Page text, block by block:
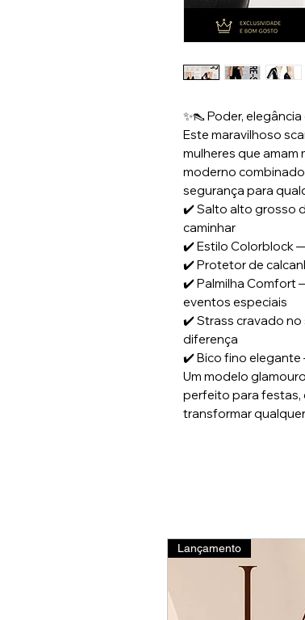
✨👠 Poder,
Este maravilhoso
mulheres que amam
moderno
segurança para
✔️ Salto alto grosso
caminhar
✔️ Estilo Colorblock
✔️ Protetor de
✔️ Palmilha Comfort
eventos especiais
✔️ Strass cravado
diferença
✔️ Bico fino elegante
Um modelo
perfeito para festas,
transformar
Lançamento